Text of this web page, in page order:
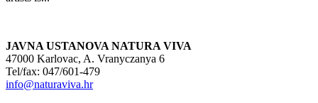
JAVNA USTANOVA NATURA VIVA
47000 Karlovac, A. Vranyczanya 6
Tel/fax: 047/601-479
info@naturaviva.hr